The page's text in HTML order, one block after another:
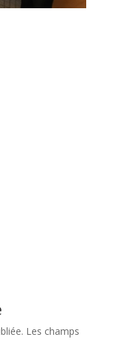
Les champs